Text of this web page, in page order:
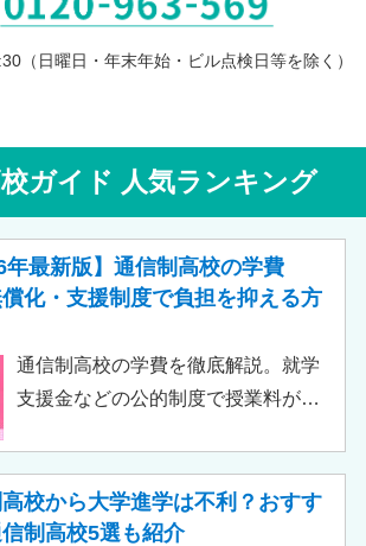
（日曜日・年末年始・ビル点検日等を除く）
ガイド 人気ランキング
年最新版】通信制高校の学費
化・支援制度で負担を抑える方
通信制高校の学費を徹底解説。就学
支援金などの公的制度で授業料が実
目安、申請時の注意点などをわかり
やすく解説します。費用負担を抑え
校から大学進学は不利？おすす
制高校5選も紹介